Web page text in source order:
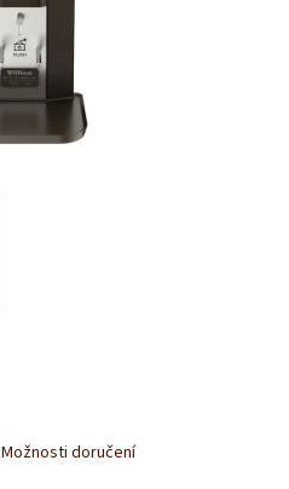
Možnosti doručení